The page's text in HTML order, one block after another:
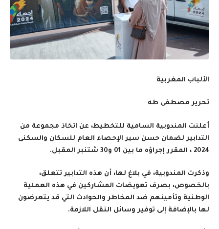
الألباب المغربية
تحرير مصطفى طه
أعلنت المندوبية السامية للتخطيط، عن اتخاذ مجموعة من
التدابير لضمان حسن سير الإحصاء العام للسكان والسكنى
2024 ، المقرر إجراؤه ما بين 01 و30 شتنبر المقبل.
وذكرت المندوبية، في بلاغ لها، أن هذه التدابير تتعلق،
بالخصوص، بصرف تعويضات المشاركين في هذه العملية
الوطنية وتأمينهم ضد المخاطر والحوادث التي قد يتعرضون
لها بالإضافة إلى توفير وسائل النقل اللازمة.